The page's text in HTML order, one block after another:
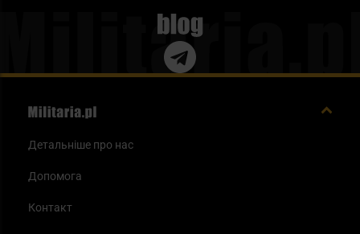
Blog
Детальніше про нас
Допомога
Контакт